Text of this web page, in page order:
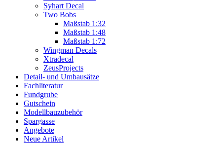
Syhart Decal
Two Bobs
Maßstab 1:32
Maßstab 1:48
Maßstab 1:72
Wingman Decals
Xtradecal
ZeusProjects
Detail- und Umbausätze
Fachliteratur
Fundgrube
Gutschein
Modellbauzubehör
Spargasse
Angebote
Neue Artikel